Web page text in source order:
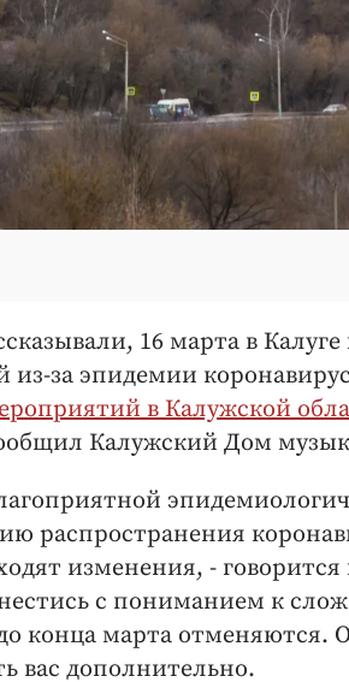
16 марта в Калуге
из-за эпидемии
в Калужской
Калужский Дом
распространения
изменения, -
с пониманием к
конца марта отменяются.
вас дополнительно.